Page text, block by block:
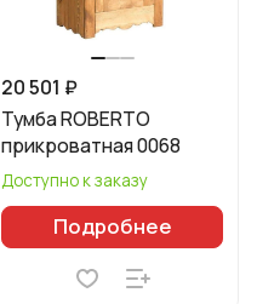
20 501 ₽
Тумба ROBERTO
прикроватная 0068
Доступно к заказу
Подробнее